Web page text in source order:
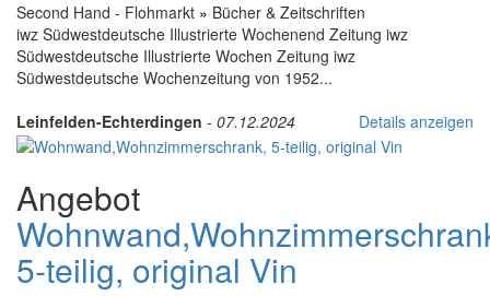
Second Hand - Flohmarkt » Bücher & Zeitschriften
iwz Südwestdeutsche Illustrierte Wochenend Zeitung iwz
Südwestdeutsche Illustrierte Wochen Zeitung iwz
Südwestdeutsche Wochenzeitung von 1952...
Leinfelden-Echterdingen - 07.12.2024 Details anzeigen
Angebot
5-teilig, original Vin